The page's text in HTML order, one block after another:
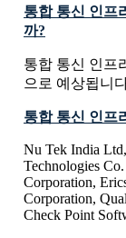
통합 통신 인프
까?
통합 통신 인프
으로 예상됩니
통합 통신 인프
Nu Tek India
Technologies
Corporation,
Corporation,
Check Point